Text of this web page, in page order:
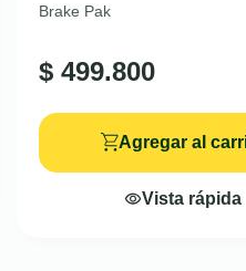
Brake Pak
$ 499.800
Agregar al
Vista rápida